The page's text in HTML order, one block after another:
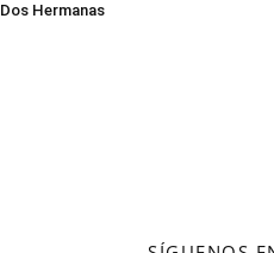
Dos Hermanas